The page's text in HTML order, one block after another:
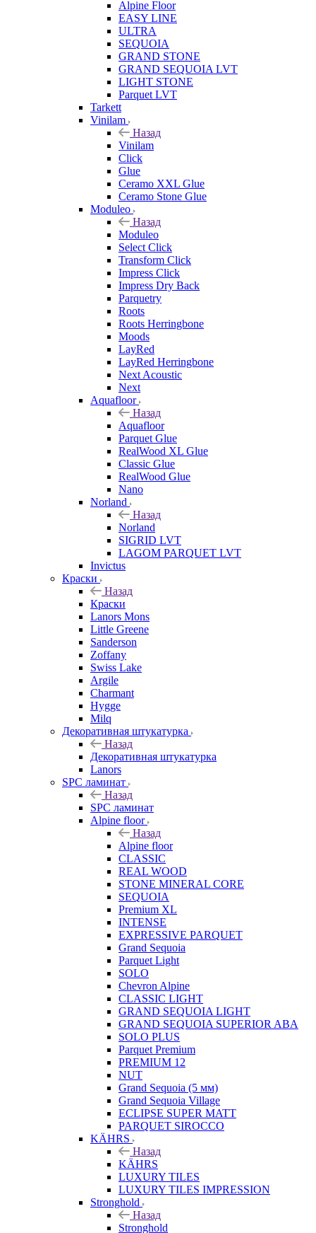
Alpine Floor
EASY LINE
ULTRA
SEQUOIA
GRAND STONE
GRAND SEQUOIA LVT
LIGHT STONE
Parquet LVT
Tarkett
Vinilam
Назад
Vinilam
Click
Glue
Ceramo XXL Glue
Ceramo Stone Glue
Moduleo
Назад
Moduleo
Select Click
Transform Click
Impress Click
Impress Dry Back
Parquetry
Roots
Roots Herringbone
Moods
LayRed
LayRed Herringbone
Next Acoustic
Next
Aquafloor
Назад
Aquafloor
Parquet Glue
RealWood XL Glue
Classic Glue
RealWood Glue
Nano
Norland
Назад
Norland
SIGRID LVT
LAGOM PARQUET LVT
Invictus
Краски
Назад
Краски
Lanors Mons
Little Greene
Sanderson
Zoffany
Swiss Lake
Argile
Charmant
Hygge
Milq
Декоративная штукатурка
Назад
Декоративная штукатурка
Lanors
SPC ламинат
Назад
SPC ламинат
Alpine floor
Назад
Alpine floor
CLASSIC
REAL WOOD
STONE MINERAL CORE
SEQUOIA
Premium XL
INTENSE
EXPRESSIVE PARQUET
Grand Sequoia
Parquet Light
SOLO
Chevron Alpine
CLASSIC LIGHT
GRAND SEQUOIA LIGHT
GRAND SEQUOIA SUPERIOR ABA
SOLO PLUS
Parquet Premium
PREMIUM 12
NUT
Grand Sequoia (5 мм)
Grand Sequoia Village
ECLIPSE SUPER MATT
PARQUET SIROCCO
KÄHRS
Назад
KÄHRS
LUXURY TILES
LUXURY TILES IMPRESSION
Stronghold
Назад
Stronghold